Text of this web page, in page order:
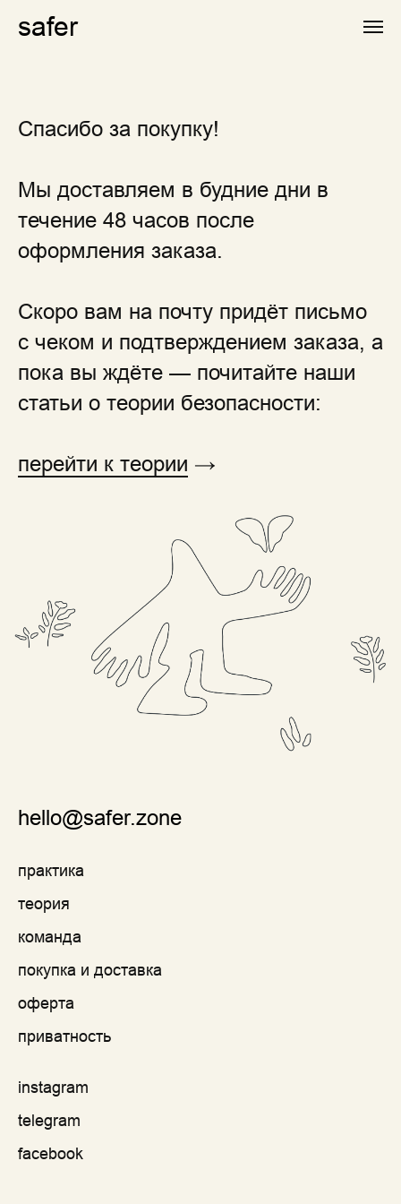
safer
Спасибо за покупку!
Мы доставляем в будние дни в
течение 48 часов после
оформления заказа.
Скоро вам на почту придёт письмо
с чеком и подтверждением заказа, а
пока вы ждёте — почитайте наши
статьи о теории безопасности:
перейти к теории →
hello@safer.zone
практика
теория
команда
покупка и доставка
оферта
приватность
instagram
telegram
facebook